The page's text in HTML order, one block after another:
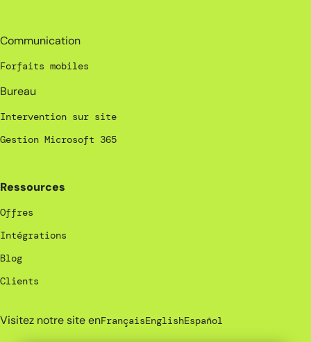
Communication
Forfaits mobiles
Bureau
Intervention sur site
Gestion Microsoft 365
Ressources
Offres
Intégrations
Blog
Clients
Visitez notre site enFrançaisEnglishEspañol